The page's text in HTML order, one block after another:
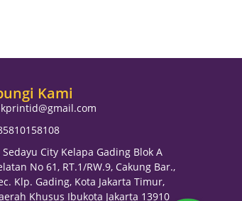
Kami
Sedayu City Kelapa Gading Blok A
No 61, RT.1/RW.9, Cakung Bar.,
Klp. Gading, Kota Jakarta Timur,
Khusus Ibukota Jakarta 13910